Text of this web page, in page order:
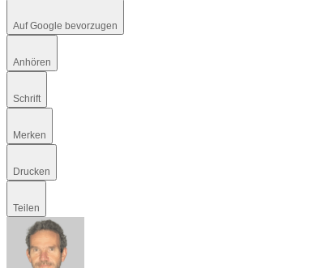
Auf Google bevorzugen
Anhören
Schrift
Merken
Drucken
Teilen